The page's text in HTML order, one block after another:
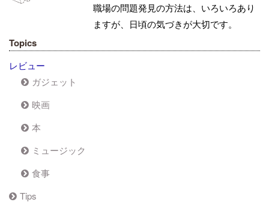
職場の問題発見の方法は、いろいろあり
ますが、日頃の気づきが大切です。
Topics
レビュー
ガジェット
映画
本
ミュージック
食事
Tips